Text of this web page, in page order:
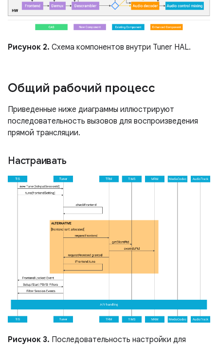
Рисунок 2. Схема компонентов внутри Tuner HAL.
Общий рабочий процесс
Приведенные ниже диаграммы иллюстрируют
последовательность вызовов для воспроизведения
прямой трансляции.
Настраивать
Рисунок 3. Последовательность настройки для